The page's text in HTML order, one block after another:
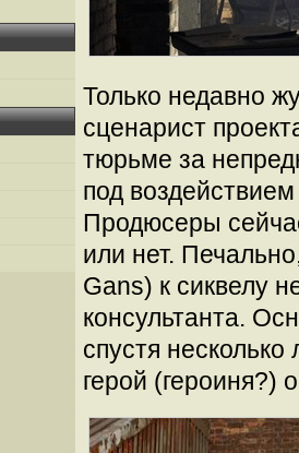
Только недавно
сценарист
тюрьме за
под
Продюсеры
или нет.
Gans) к сиквелу
консультанта.
спустя
герой (героиня?)